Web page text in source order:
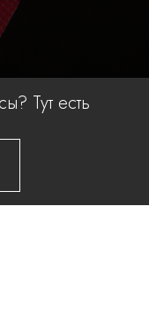
Тут есть